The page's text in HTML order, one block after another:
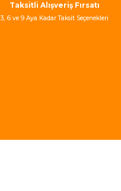
Taksitli Alışveriş Fırsatı
3, 6 ve 9 Aya Kadar Taksit Seçenekleri